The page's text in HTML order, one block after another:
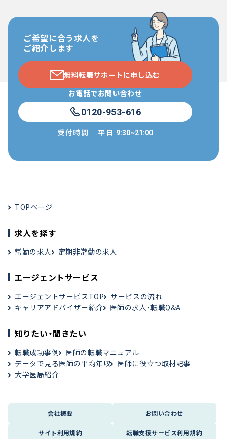
ご希望に合う求人を
ご紹介します
無料転職サポートに申し込む
お電話でお問い合わせ
0120-953-616
受付時間 平日 9:30~21:00
TOPページ
求人を探す
常勤の求人 定期非常勤の求人
エージェントサービス
エージェントサービスTOP
サービスの流れ
キャリアアドバイザー紹介
医師の求人・転職Q&A
知りたい・聞きたい
転職成功事例
医師の転職マニュアル
データで見る医師の平均年収
医師に役立つ取材記事
大学医局紹介
会社概要 お問い合わせ
サイト利用規約 転職支援サービス利用規約